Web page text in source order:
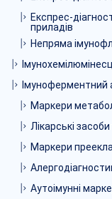
Експрес-
приладів
Непряма
Імуноферментний
Маркери
Лікарські
Маркери
Аутоімунні